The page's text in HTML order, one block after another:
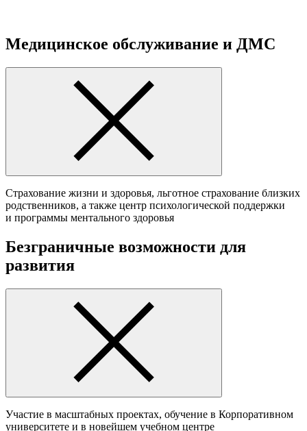
Медицинское обслуживание и ДМС
Cтрахование жизни и здоровья, льготное страхование близких
родственников, а также центр психологической поддержки
и программы ментального здоровья
Безграничные возможности для
развития
Участие в масштабных проектах, обучение в Корпоративном
университете и в новейшем учебном центре